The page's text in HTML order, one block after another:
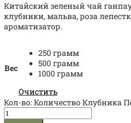
Китайский зеленый чай
клубники, мальва, роза
ароматизатор.
Вес
250 грамм
500 грамм
1000 грамм
Очистить
Кол-во:Количество Клубника